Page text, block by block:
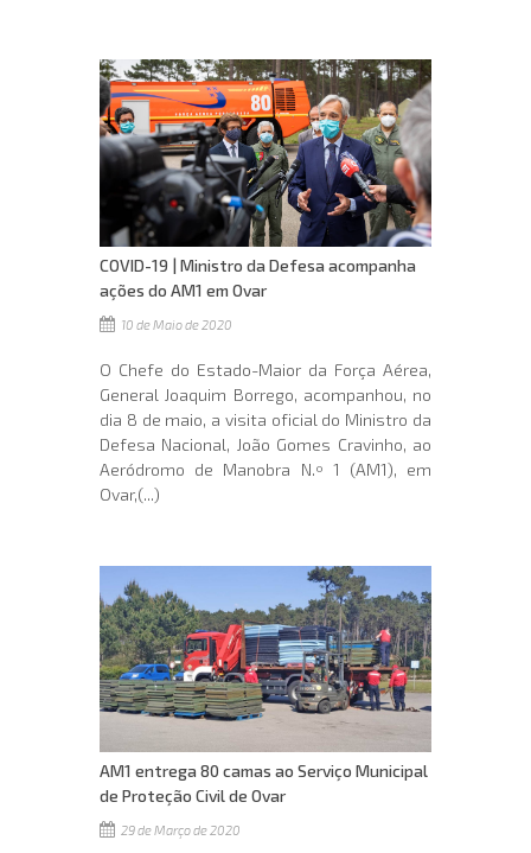
COVID-19 | Ministro da Defesa acompanha
ações do AM1 em Ovar
10 de Maio de 2020
O Chefe do Estado-Maior da Força Aérea,
General Joaquim Borrego, acompanhou, no
dia 8 de maio, a visita oficial do Ministro da
Defesa Nacional, João Gomes Cravinho, ao
Aeródromo de Manobra N.º 1 (AM1), em
Ovar,(...)
AM1 entrega 80 camas ao Serviço Municipal
de Proteção Civil de Ovar
29 de Março de 2020